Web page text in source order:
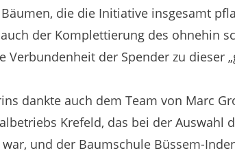
die die Initiative insgesamt
der Komplettierung des ohnehin
Verbundenheit der Spender zu dieser
dankte auch dem Team von Marc
Krefeld, das bei der Auswahl
und der Baumschule Büssem-